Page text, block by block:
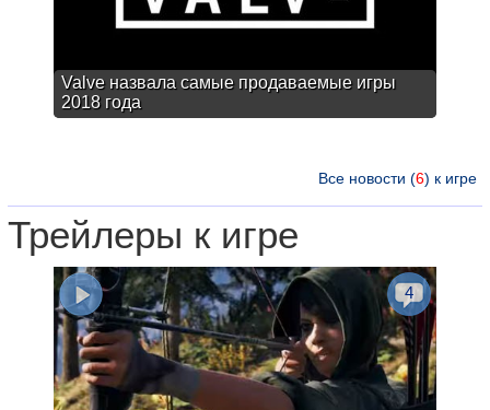
Valve назвала самые продаваемые игры
2018 года
Все новости (6) к игре
Трейлеры к игре
4